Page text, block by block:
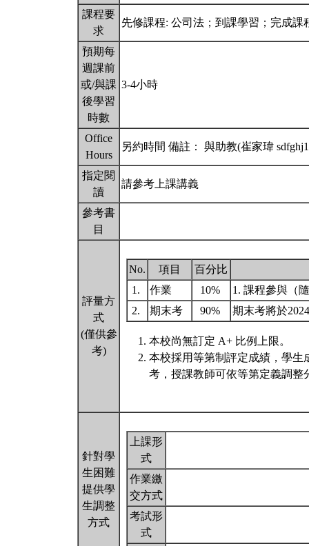
課程要
求
先修課程: 公司法；到課學習；完成
預期每
週課前
或/與課
後學習
時數
3-4小時
Office
Hours
另約時間 備註： 與助教(崔家瑋
指定閱
讀
請參考上課講義
參考書
目
評量方
式
(僅供參
考)
No. 項目
百分比
1.
作業 10%
1. 課程參與（
2.
期末考 90% 期末考將於
本校尚無訂定 A+ 比例上限。
本校採用等第制評定成績，學生
考，授課教師可依等第定義調整
針對學
生困難
提供學
生調整
方式
上課形
式
作業繳
交方式
考試形
式